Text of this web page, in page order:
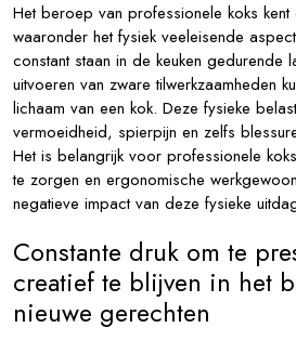
Het beroep van professionele koks
waaronder het fysiek veeleisende
constant staan in de keuken gedurende
uitvoeren van zware tilwerkzaamheden
lichaam van een kok. Deze fysieke
vermoeidheid, spierpijn en zelfs
Het is belangrijk voor professionele
te zorgen en ergonomische
negatieve impact van deze fysieke
Constante druk om te
creatief te blijven in het
nieuwe gerechten